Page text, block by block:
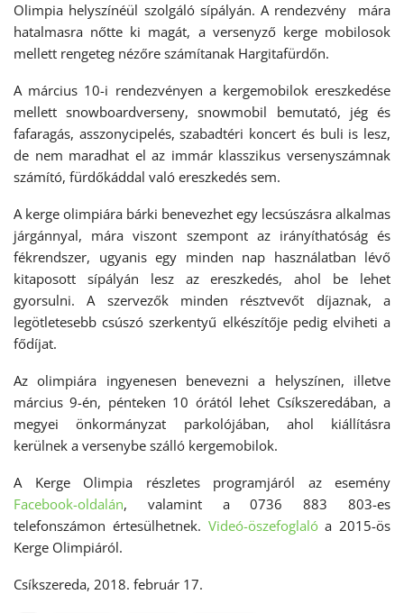
Olimpia helyszínéül szolgáló sípályán. A rendezvény mára
hatalmasra nőtte ki magát, a versenyző kerge mobilosok
mellett rengeteg nézőre számítanak Hargitafürdőn.
A március 10-i rendezvényen a kergemobilok ereszkedése
mellett snowboardverseny, snowmobil bemutató, jég és
fafaragás, asszonycipelés, szabadtéri koncert és buli is lesz,
de nem maradhat el az immár klasszikus versenyszámnak
számító, fürdőkáddal való ereszkedés sem.
A kerge olimpiára bárki benevezhet egy lecsúszásra alkalmas
járgánnyal, mára viszont szempont az irányíthatóság és
fékrendszer, ugyanis egy minden nap használatban lévő
kitaposott sípályán lesz az ereszkedés, ahol be lehet
gyorsulni. A szervezők minden résztvevőt díjaznak, a
legötletesebb csúszó szerkentyű elkészítője pedig elviheti a
fődíjat.
Az olimpiára ingyenesen benevezni a helyszínen, illetve
március 9-én, pénteken 10 órától lehet Csíkszeredában, a
megyei önkormányzat parkolójában, ahol kiállításra
kerülnek a versenybe szálló kergemobilok.
A Kerge Olimpia részletes programjáról az esemény
Facebook-oldalán, valamint a 0736 883 803-es
telefonszámon értesülhetnek. Videó-öszefoglalóa 2015-ös
Kerge Olimpiáról.
Csíkszereda, 2018. február 17.